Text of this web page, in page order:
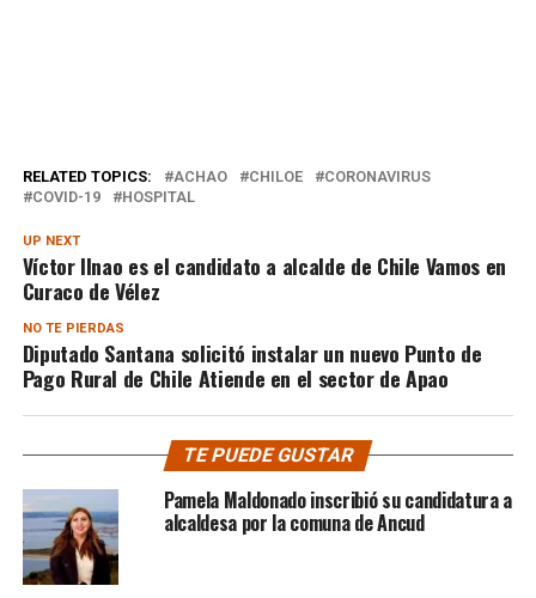
RELATED TOPICS: ACHAO CHILOE
CORONAVIRUS
COVID-19
HOSPITAL
UP NEXT
Víctor Ilnao es el candidato a alcalde de Chile Vamos en
Curaco de Vélez
NO TE PIERDAS
Diputado Santana solicitó instalar un nuevo Punto de
Pago Rural de Chile Atiende en el sector de Apao
TE PUEDE GUSTAR
Pamela Maldonado inscribió su candidatura a
alcaldesa por la comuna de Ancud